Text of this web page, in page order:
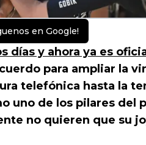
en Google!
días y ahora ya es
para ampliar la
telefónica hasta la
uno de los pilares del
no quieren que su